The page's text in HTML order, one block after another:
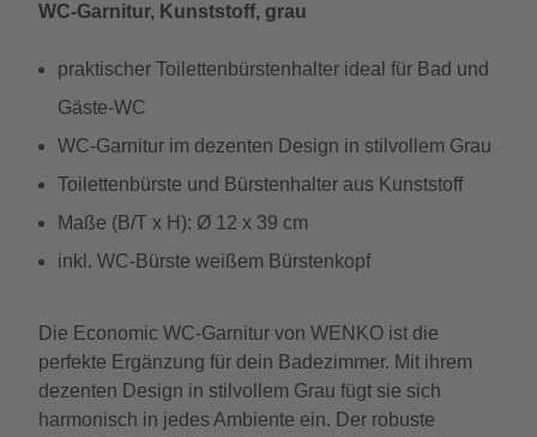
WC-Garnitur, Kunststoff, grau
praktischer Toilettenbürstenhalter ideal für Bad und
Gäste-WC
WC-Garnitur im dezenten Design in stilvollem Grau
Toilettenbürste und Bürstenhalter aus Kunststoff
Maße (B/T x H): Ø 12 x 39 cm
inkl. WC-Bürste weißem Bürstenkopf
Die Economic WC-Garnitur von WENKO ist die
perfekte Ergänzung für dein Badezimmer. Mit ihrem
dezenten Design in stilvollem Grau fügt sie sich
harmonisch in jedes Ambiente ein. Der robuste